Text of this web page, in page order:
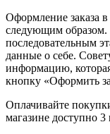
Оформление заказа
следующим образом.
последовательным
данные о себе.
информацию,
кнопку «Оформить
Оплачивайте
магазине доступно 3